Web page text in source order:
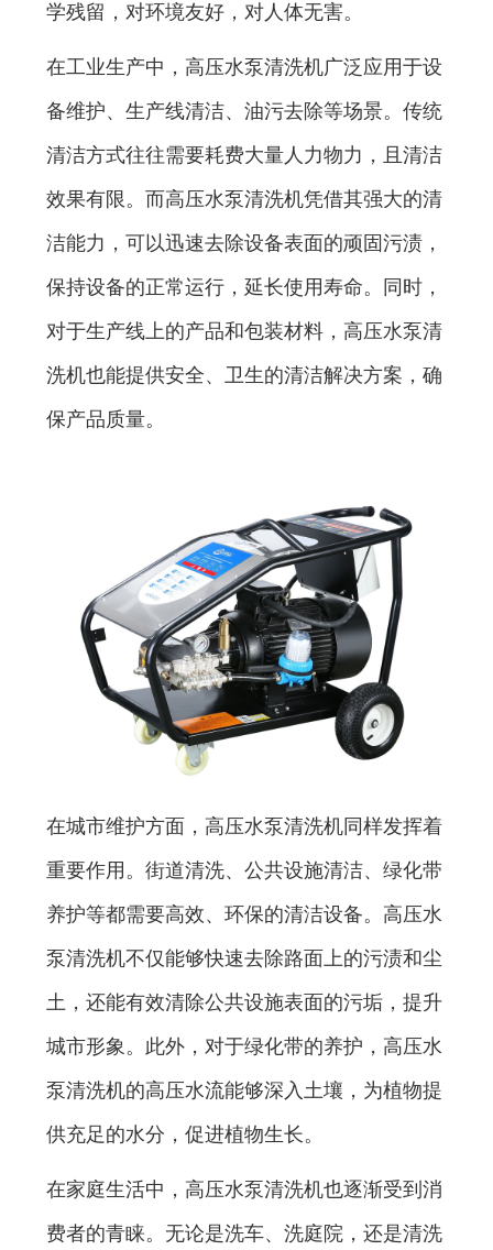
学残留，对环境友好，对人体无害。
在工业生产中，高压水泵清洗机广泛应用于设
备维护、生产线清洁、油污去除等场景。传统
清洁方式往往需要耗费大量人力物力，且清洁
效果有限。而高压水泵清洗机凭借其强大的清
洁能力，可以迅速去除设备表面的顽固污渍，
保持设备的正常运行，延长使用寿命。同时，
对于生产线上的产品和包装材料，高压水泵清
洗机也能提供安全、卫生的清洁解决方案，确
保产品质量。
在城市维护方面，高压水泵清洗机同样发挥着
重要作用。街道清洗、公共设施清洁、绿化带
养护等都需要高效、环保的清洁设备。高压水
泵清洗机不仅能够快速去除路面上的污渍和尘
土，还能有效清除公共设施表面的污垢，提升
城市形象。此外，对于绿化带的养护，高压水
泵清洗机的高压水流能够深入土壤，为植物提
供充足的水分，促进植物生长。
在家庭生活中，高压水泵清洗机也逐渐受到消
费者的青睐。无论是洗车、洗庭院，还是清洗